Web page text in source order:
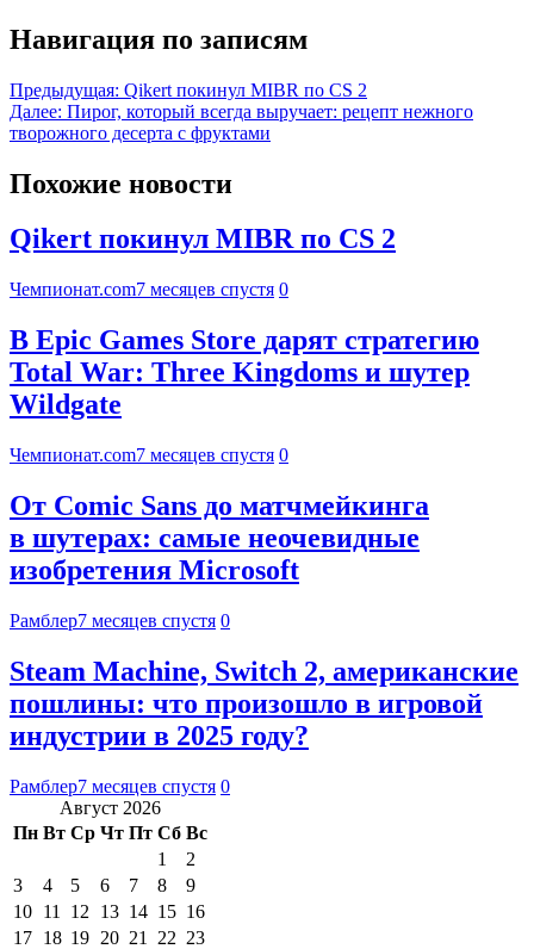
Навигация по записям
Предыдущая: Qikert покинул MIBR по CS 2
Далее: Пирог, который всегда выручает: рецепт нежного
творожного десерта с фруктами
Похожие новости
Qikert покинул MIBR по CS 2
Чемпионат.com7 месяцев спустя 0
В Epic Games Store дарят стратегию
Total War: Three Kingdoms и шутер
Wildgate
Чемпионат.com7 месяцев спустя 0
От Comic Sans до матчмейкинга
в шутерах: самые неочевидные
изобретения Microsoft
Рамблер7 месяцев спустя 0
Steam Machine, Switch 2, американские
пошлины: что произошло в игровой
индустрии в 2025 году?
Рамблер7 месяцев спустя 0
Август 2026
Пн Вт Ср Чт Пт Сб Вс
1
2
3
4 5 6 7 8
9
10 11 12 13 14 15 16
17 18 19 20 21 22 23